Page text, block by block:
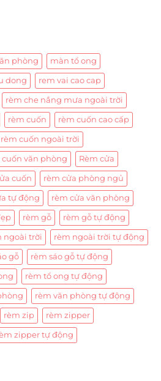
phòng màn tổ ong
dong rem vai cao cap
rèm che nắng mưa ngoài trời
rèm cuốn rèm cuốn cao cấp
rèm cuốn ngoài trời
cuốn văn phòng Rèm cửa
cuốn rèm cửa phòng ngủ
tự động rèm cửa văn phòng
rèm gỗ rèm gỗ tự động
ngoài trời rèm ngoài trời tự động
gỗ rèm sáo gỗ tự động
rèm tổ ong tự động
rèm văn phòng tự động
rèm zip rèm zipper
zipper tự động